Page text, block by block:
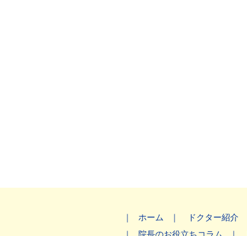
ホーム ドクター紹介